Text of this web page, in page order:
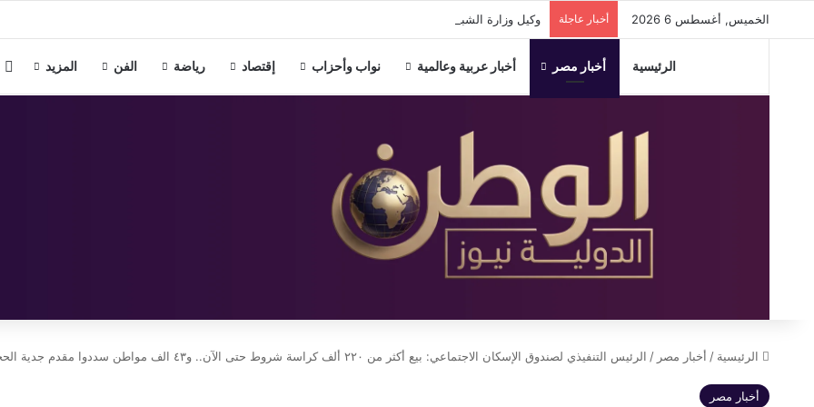
الخميس, أغسطس 6 2026 أخبار عاجلة وكيل وزارة الشباب والرياضة بالإسكندرية تبحث سبل دعم استقرار النادي الأوليمبي
الرئيسية أخبار مصر أخبار عربية وعالمية نواب وأحزاب إقتصاد رياضة الفن المزيد
الرئيسية / أخبار مصر / الرئيس التنفيذي لصندوق الإسكان الاجتماعي: بيع أكثر من ٢٢٠ ألف كراسة شروط حتى الآن.. و٤٣ الف مواطن سددوا مقدم جدية الحجز
أخبار مصر